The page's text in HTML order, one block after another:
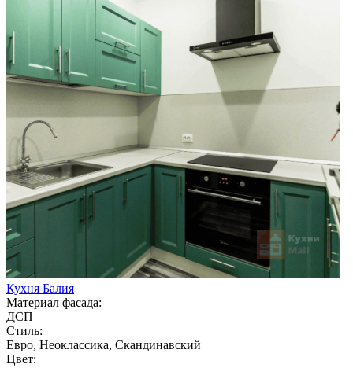
Кухня Балия
Материал фасада:
ДСП
Стиль:
Евро, Неоклассика, Скандинавский
Цвет: